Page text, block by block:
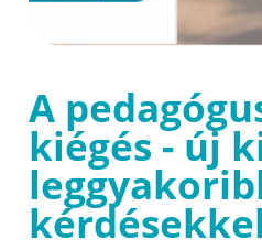
A
kiégés - új
kérdésekkel